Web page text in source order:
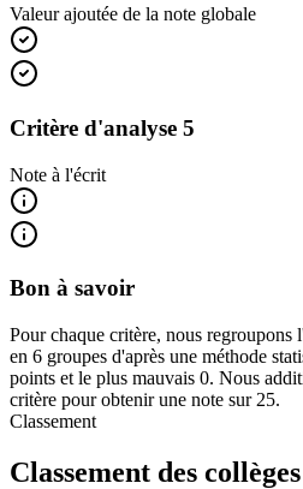
Valeur ajoutée de la note globale
Critère d'analyse 5
Note à l'écrit
Bon à savoir
Pour chaque critère, nous regroupons
en 6 groupes d'après une méthode
points et le plus mauvais 0. Nous
critère pour obtenir une note sur 25.
Classement
Classement des collèges